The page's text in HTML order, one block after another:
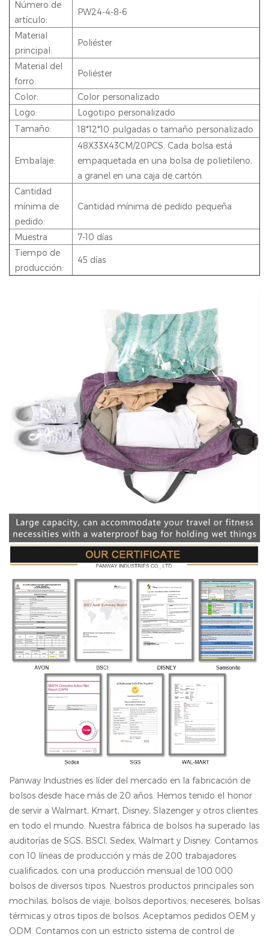
Número de
artículo:
PW24-4-8-6
Material
principal:
Poliéster
Material del
forro:
Poliéster
Color:
Color personalizado
Logo:
Logotipo personalizado
Tamaño:
18*12*10 pulgadas o tamaño personalizado
Embalaje:
48X33X43CM/20PCS. Cada bolsa está
empaquetada en una bolsa de polietileno,
a granel en una caja de cartón.
Cantidad
mínima de
pedido:
Cantidad mínima de pedido pequeña
Muestra
7-10 días
Tiempo de
producción:
45 días
Panway Industries es líder del mercado en la fabricación de
bolsos desde hace más de 20 años. Hemos tenido el honor
de servir a Walmart, Kmart, Disney, Slazenger y otros clientes
en todo el mundo. Nuestra fábrica de bolsos ha superado las
auditorías de SGS, BSCl, Sedex, Walmart y Disney. Contamos
con 10 líneas de producción y más de 200 trabajadores
cualificados, con una producción mensual de 100 000
bolsos de diversos tipos. Nuestros productos principales son
mochilas, bolsos de viaje, bolsos deportivos, neceseres, bolsas
térmicas y otros tipos de bolsos. Aceptamos pedidos OEM y
ODM. Contamos con un estricto sistema de control de